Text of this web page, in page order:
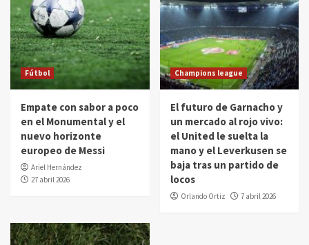
Fútbol
Empate con sabor a poco
en el Monumental y el
nuevo horizonte
europeo de Messi
Ariel Hernández
27 abril 2026
Champions league
El futuro de Garnacho y
un mercado al rojo vivo:
el United le suelta la
mano y el Leverkusen se
baja tras un partido de
locos
Orlando Ortiz 7 abril 2026